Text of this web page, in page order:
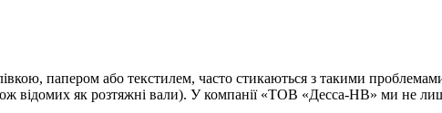
папером або текстилем, часто стикаються з такими
відомих як розтяжні вали). У компанії «ТОВ «Десса-НВ» ми не